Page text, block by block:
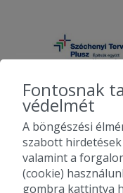
2010-2026
Pizza, gyros,
Fontosnak
védelmét
A böngészési
szabott
valamint a
(cookie)
gombra kattintva